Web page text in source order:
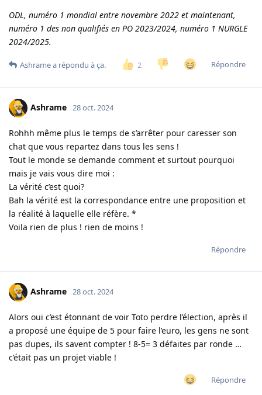
ODL, numéro 1 mondial entre novembre 2022 et maintenant,
numéro 1 des non qualifiés en PO 2023/2024, numéro 1 NURGLE
2024/2025.
2 Répondre
Ashramea répondu à ça.
Ashrame 28 oct. 2024
Rohhh même plus le temps de s’arrêter pour caresser son
chat que vous repartez dans tous les sens !
Tout le monde se demande comment et surtout pourquoi
mais je vais vous dire moi :
La vérité c’est quoi?
Bah la vérité est la correspondance entre une proposition et
la réalité à laquelle elle réfère. *
Voila rien de plus ! rien de moins !
Répondre
Ashrame 28 oct. 2024
Alors oui c’est étonnant de voir Toto perdre l’élection, après il
a proposé une équipe de 5 pour faire l’euro, les gens ne sont
pas dupes, ils savent compter ! 8-5= 3 défaites par ronde …
c’était pas un projet viable !
Répondre